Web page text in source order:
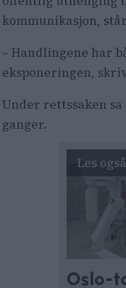
kommunikasjon,
– Handlingene har
eksponeringen,
Under rettssaken
ganger.
Oslo-